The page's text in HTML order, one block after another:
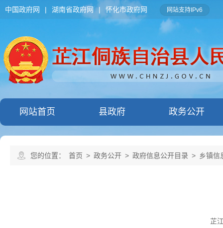
中国政府网 | 湖南省政府网 | 怀化市政府网 网站支持IPv6
网站首页 县政府 政务公开
您的位置： 首页 > 政务公开 > 政府信息公开目录 > 乡镇信
芷